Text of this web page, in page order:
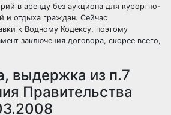
в аренду без аукциона для курортно-
и отдыха граждан. Сейчас
к Водному Кодексу, поэтому
заключения договора, скорее всего,
выдержка из п.7
Правительства